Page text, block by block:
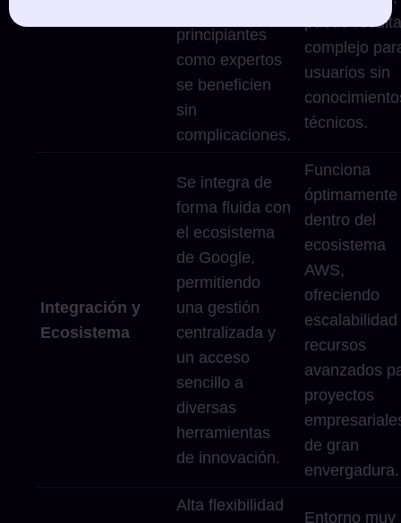
principiantes
como expertos
se beneficien
sin
complicaciones.
puede
complejo
usuarios sin
técnicos.
Integración y
Ecosistema
Se integra de
forma fluida con
el ecosistema
de Google,
permitiendo
una gestión
centralizada y
un acceso
sencillo a
diversas
herramientas
de innovación.
Funciona
óptimamente
dentro del
ecosistema
AWS,
ofreciendo
escalabilidad
recursos
avanzados
proyectos
de gran
envergadura.
Alta flexibilidad
Entorno muy